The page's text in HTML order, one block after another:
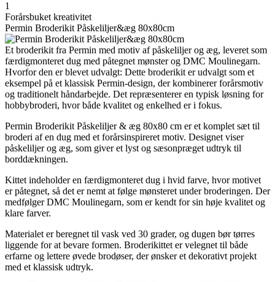
1
Forårsbuket kreativitet
Permin Broderikit Påskeliljer&æg 80x80cm
Et broderikit fra Permin med motiv af påskeliljer og æg, leveret som
færdigmonteret dug med påtegnet mønster og DMC Moulinegarn.
Hvorfor den er blevet udvalgt: Dette broderikit er udvalgt som et
eksempel på et klassisk Permin-design, der kombinerer forårsmotiv
og traditionelt håndarbejde. Det repræsenterer en typisk løsning for
hobbybroderi, hvor både kvalitet og enkelhed er i fokus.
Permin Broderikit Påskeliljer & æg 80x80 cm er et komplet sæt til
broderi af en dug med et forårsinspireret motiv. Designet viser
påskeliljer og æg, som giver et lyst og sæsonpræget udtryk til
borddækningen.
Kittet indeholder en færdigmonteret dug i hvid farve, hvor motivet
er påtegnet, så det er nemt at følge mønsteret under broderingen. Der
medfølger DMC Moulinegarn, som er kendt for sin høje kvalitet og
klare farver.
Materialet er beregnet til vask ved 30 grader, og dugen bør tørres
liggende for at bevare formen. Broderikittet er velegnet til både
erfarne og lettere øvede brodøser, der ønsker et dekorativt projekt
med et klassisk udtryk.